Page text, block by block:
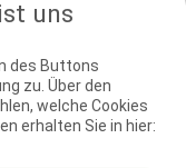
uns
des Buttons
zu. Über den
welche Cookies
erhalten Sie in hier: